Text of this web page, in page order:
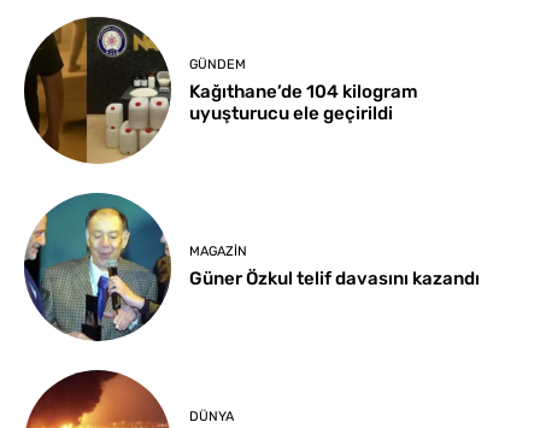
GÜNDEM
Kağıthane’de 104 kilogram
uyuşturucu ele geçirildi
MAGAZIN
Güner Özkul telif davasını kazandı
DÜNYA